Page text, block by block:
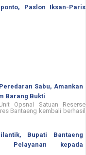
Paslon Iksan-Paris
Sabu, Amankan
Barang Bukti
Opsnal Satuan Reserse
Bantaeng kembali berhasil
Bupati Bantaeng
Pelayanan kepada